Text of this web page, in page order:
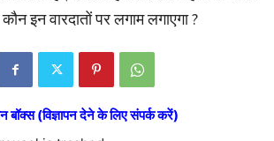
इन वारदातों पर लगाम लगाएगा ?
बॉक्स (विज्ञापन देने के लिए संपर्क करें)